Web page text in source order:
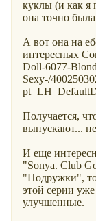
куклы (и как я
она точно
А вот она на
интересных
Doll-6077-
Sexy-/
Получается,
выпускают...
И еще
"Sonya. Club
"Подружки",
этой серии
улучшенные.